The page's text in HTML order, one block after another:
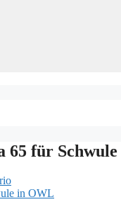
65 für